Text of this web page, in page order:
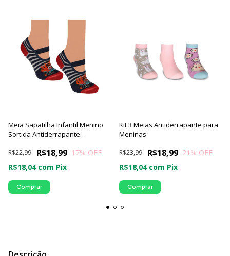
Meia Sapatilha Infantil Menino
Sortida Antiderrapante
R$18,99
R$22,99 17% OFF
R$18,04 com Pix
Comprar
Kit 3 Meias Antiderrapante para
Meninas
R$18,99
R$23,99 21 % OFF
R$18,04 com Pix
Comprar